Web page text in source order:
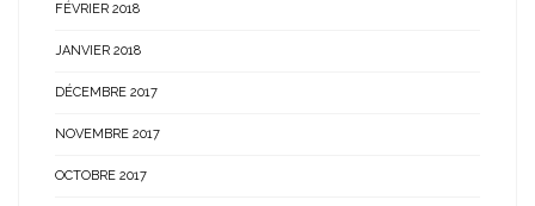
FÉVRIER 2018
JANVIER 2018
DÉCEMBRE 2017
NOVEMBRE 2017
OCTOBRE 2017